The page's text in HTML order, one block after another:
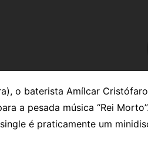
o baterista Amílcar Cristófaro
a pesada música “Rei
é praticamente um